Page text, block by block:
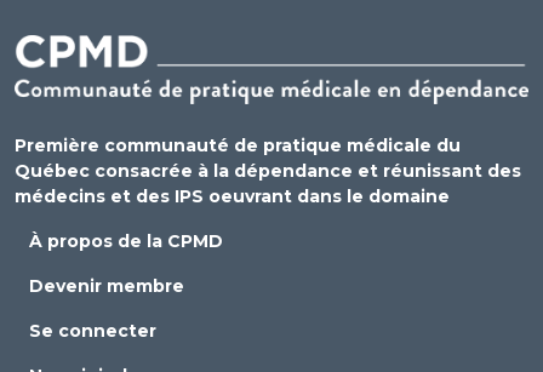
Première communauté de pratique médicale du
Québec consacrée à la dépendance et réunissant des
médecins et des IPS oeuvrant dans le domaine
À propos de la CPMD
Devenir membre
Se connecter